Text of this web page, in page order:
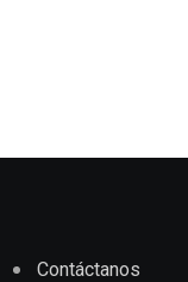
Contáctanos